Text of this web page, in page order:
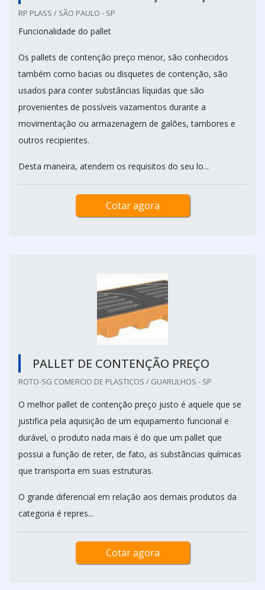
RP PLASS / SÃO PAULO - SP
Funcionalidade do pallet
Os pallets de contenção preço menor, são conhecidos
também como bacias ou disquetes de contenção, são
usados para conter substâncias líquidas que são
provenientes de possíveis vazamentos durante a
movimentação ou armazenagem de galões, tambores e
outros recipientes.
Desta maneira, atendem os requisitos do seu lo...
Cotar agora
PALLET DE CONTENÇÃO PREÇO
ROTO-SG COMERCIO DE PLASTICOS / GUARULHOS - SP
O melhor pallet de contenção preço justo é aquele que se
justifica pela aquisição de um equipamento funcional e
durável, o produto nada mais é do que um pallet que
possui a função de reter, de fato, as substâncias químicas
que transporta em suas estruturas.
O grande diferencial em relação aos demais produtos da
categoria é repres...
Cotar agora